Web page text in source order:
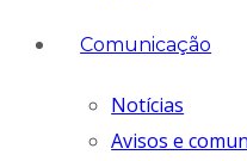
Comunicação
Notícias
Avisos e